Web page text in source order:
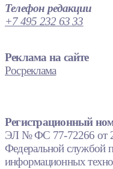
Телефон редакции
+7 495 232 63 33
Реклама на сайте
Росреклама
Регистрационный
ЭЛ № ФС 77-72266 от
Федеральной службой
информационных